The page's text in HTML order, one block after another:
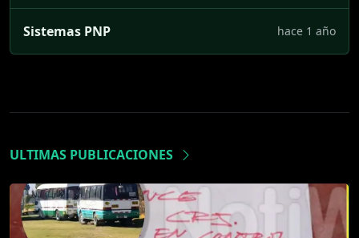
Sistemas PNP hace 1 año
ULTIMAS PUBLICACIONES